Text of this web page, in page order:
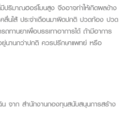
มีปริมาณฮอร์โมนสูง จึงอาจทำให้เกิดผลข้าง
ลื่นไส้ ประจำเดือนมาผิดปกติ ปวดท้อง ปวด
ถทานยาเพื่อบรรเทาอาการได้ ถ้ามีอาการ
นานกว่าปกติ ควรปรึกษาแพทย์ หรือ
น จาก สำนักงานกองทุนสนับสนุนการสร้าง